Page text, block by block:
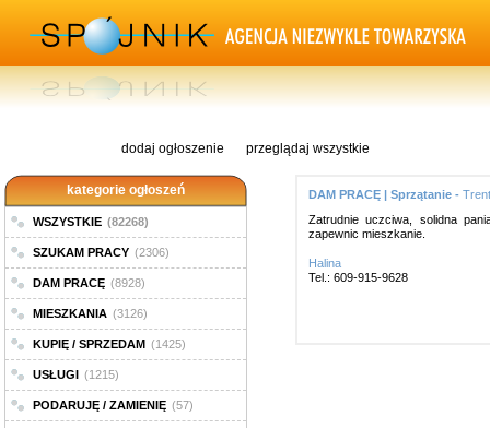
dodaj ogłoszenie przeglądaj wszystkie
kategorie ogłoszeń
WSZYSTKIE (82268)
SZUKAM PRACY (2306)
DAM PRACĘ (8928)
MIESZKANIA (3126)
KUPIĘ / SPRZEDAM (1425)
USŁUGI (1215)
PODARUJĘ / ZAMIENIĘ (57)
DAM PRACĘ | Sprzątanie -
Zatrudnie uczciwa, solidna
zapewnic mieszkanie.
Halina
Tel.: 609-915-9628